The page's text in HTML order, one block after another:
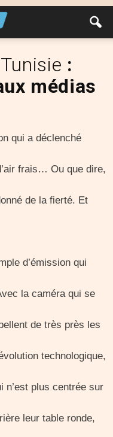
Tunisie :
médias
qui a déclenché
frais… Ou que dire,
de la fierté. Et
d’émission qui
la caméra qui se
de très près les
technologique,
n’est plus centrée sur
leur table ronde,